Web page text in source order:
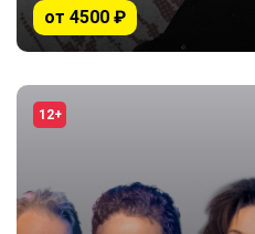
от 4500 ₽
12+